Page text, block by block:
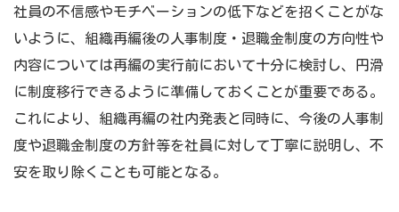
社員の不信感やモチベーションの低下などを招くことがな
いように、組織再編後の人事制度・退職金制度の方向性や
内容については再編の実行前において十分に検討し、円滑
に制度移行できるように準備しておくことが重要である。
これにより、組織再編の社内発表と同時に、今後の人事制
度や退職金制度の方針等を社員に対して丁寧に説明し、不
安を取り除くことも可能となる。